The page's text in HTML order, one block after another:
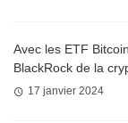
Avec les ETF
BlackRock de la
17 janvier 2024